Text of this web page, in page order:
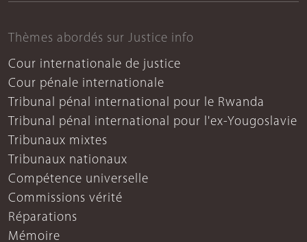
Thèmes abordés sur Justice info
Cour internationale de justice
Cour pénale internationale
Tribunal pénal international pour le Rwanda
Tribunal pénal international pour l'ex-Yougoslavie
Tribunaux mixtes
Tribunaux nationaux
Compétence universelle
Commissions vérité
Réparations
Mémoire